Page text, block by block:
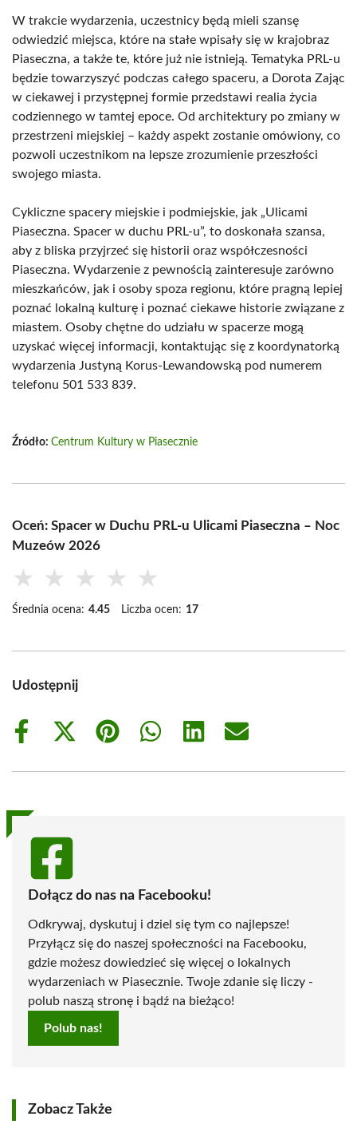
W trakcie wydarzenia, uczestnicy będą mieli szansę
odwiedzić miejsca, które na stałe wpisały się w krajobraz
Piaseczna, a także te, które już nie istnieją. Tematyka PRL-u
będzie towarzyszyć podczas całego spaceru, a Dorota Zając
w ciekawej i przystępnej formie przedstawi realia życia
codziennego w tamtej epoce. Od architektury po zmiany w
przestrzeni miejskiej – każdy aspekt zostanie omówiony, co
pozwoli uczestnikom na lepsze zrozumienie przeszłości
swojego miasta.
Cykliczne spacery miejskie i podmiejskie, jak „Ulicami
Piaseczna. Spacer w duchu PRL-u”, to doskonała szansa,
aby z bliska przyjrzeć się historii oraz współczesności
Piaseczna. Wydarzenie z pewnością zainteresuje zarówno
mieszkańców, jak i osoby spoza regionu, które pragną lepiej
poznać lokalną kulturę i poznać ciekawe historie związane z
miastem. Osoby chętne do udziału w spacerze mogą
uzyskać więcej informacji, kontaktując się z koordynatorką
wydarzenia Justyną Korus-Lewandowską pod numerem
telefonu 501 533 839.
Źródło: Centrum Kultury w Piasecznie
Oceń: Spacer w Duchu PRL-u Ulicami Piaseczna – Noc
Muzeów 2026
★ ★ ★ ★ ★
Średnia ocena: 4.45 Liczba ocen: 17
Udostępnij
Share
Share
(Twitter)
Share
Share
Share
Share
Dołącz do nas na Facebooku!
Odkrywaj, dyskutuj i dziel się tym co najlepsze!
Przyłącz się do naszej społeczności na Facebooku,
gdzie możesz dowiedzieć się więcej o lokalnych
wydarzeniach w Piasecznie. Twoje zdanie się liczy -
polub naszą stronę i bądź na bieżąco!
Polub nas!
Zobacz Także